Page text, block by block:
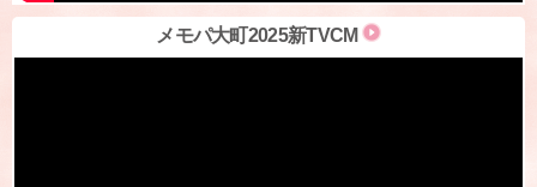
メモパ大町2025新TVCM